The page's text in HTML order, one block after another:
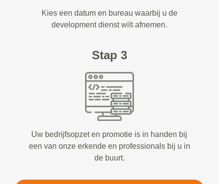
Kies een datum en bureau waarbij u de
development dienst wilt afnemen.
Stap 3
Uw bedrijfsopzet en promotie is in handen bij
een van onze erkende en professionals bij u in
de buurt.